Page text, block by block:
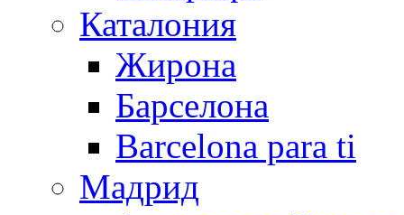
Каталония
Жирона
Барселона
Barcelona para ti
Мадрид